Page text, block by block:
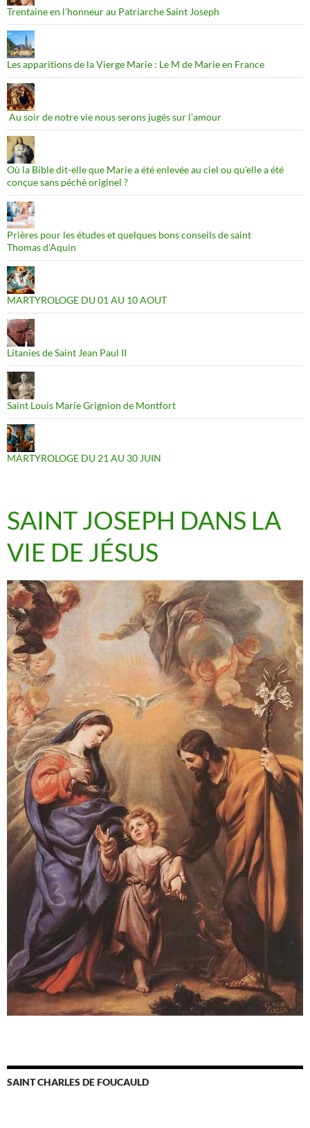
Trentaine en l’honneur au Patriarche Saint Joseph
Les apparitions de la Vierge Marie : Le M de Marie en France
Au soir de notre vie nous serons jugés sur l’amour
Où la Bible dit-elle que Marie a été enlevée au ciel ou qu'elle a été
conçue sans péché originel ?
Prières pour les études et quelques bons conseils de saint
Thomas d'Aquin
MARTYROLOGE DU 01 AU 10 AOUT
Litanies de Saint Jean Paul II
Saint Louis Marie Grignion de Montfort
MARTYROLOGE DU 21 AU 30 JUIN
SAINT JOSEPH DANS LA
VIE DE JÉSUS
SAINT CHARLES DE FOUCAULD